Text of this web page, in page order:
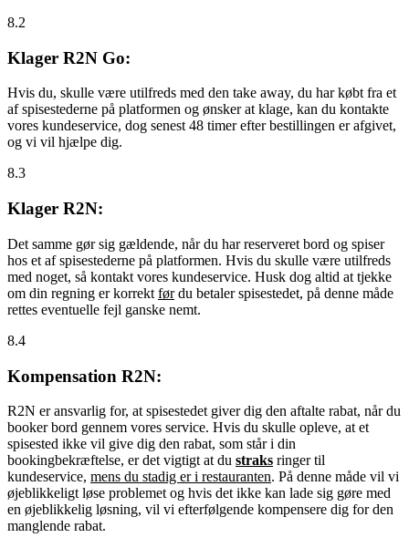
8.2
Klager R2N Go:
Hvis du, skulle være utilfreds med den take away, du har købt fra et
af spisestederne på platformen og ønsker at klage, kan du kontakte
vores kundeservice, dog senest 48 timer efter bestillingen er afgivet,
og vi vil hjælpe dig.
8.3
Klager R2N:
Det samme gør sig gældende, når du har reserveret bord og spiser
hos et af spisestederne på platformen. Hvis du skulle være utilfreds
med noget, så kontakt vores kundeservice. Husk dog altid at tjekke
om din regning er korrekt førdu betaler spisestedet, på denne måde
rettes eventuelle fejl ganske nemt.
8.4
Kompensation R2N:
R2N er ansvarlig for, at spisestedet giver dig den aftalte rabat, når du
booker bord gennem vores service. Hvis du skulle opleve, at et
spisested ikke vil give dig den rabat, som står i din
bookingbekræftelse, er det vigtigt at du straks ringer til
kundeservice, mens du stadig er i restauranten. På denne måde vil vi
øjeblikkeligt løse problemet og hvis det ikke kan lade sig gøre med
en øjeblikkelig løsning, vil vi efterfølgende kompensere dig for den
manglende rabat.